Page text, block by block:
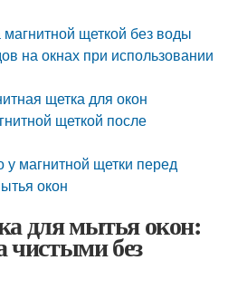
щеткой без воды
на окнах при использовании
щетка для окон
щеткой после
магнитной щетки перед
окон
для мытья окон:
чистыми без